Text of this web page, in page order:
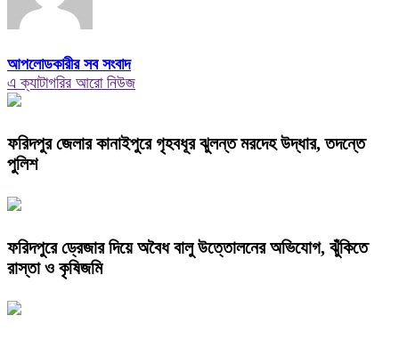
আপলোডকারীর সব সংবাদ
এ ক্যাটাগরির আরো নিউজ
ফরিদপুর জেলার কানাইপুরে গৃহবধূর ঝুলন্ত মরদেহ উদ্ধার, তদন্তে
পুলিশ
ফরিদপুরে ড্রেজার দিয়ে অবৈধ বালু উত্তোলনের অভিযোগ, ঝুঁকিতে
রাস্তা ও কৃষিজমি